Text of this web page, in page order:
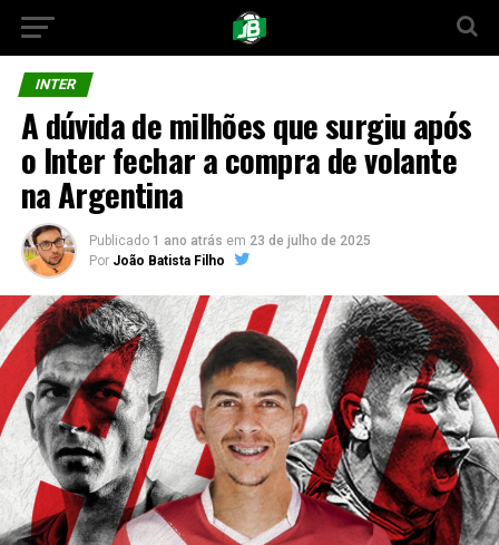
INTER
A dúvida de milhões que surgiu após
o Inter fechar a compra de volante
na Argentina
Publicado 1 ano atrás em 23 de julho de 2025
Por João Batista Filho